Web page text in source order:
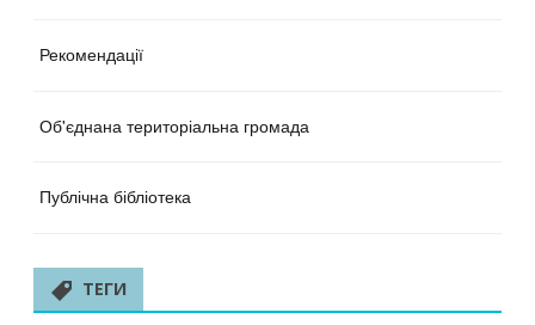
Рекомендації
Об'єднана територіальна громада
Публічна бібліотека
ТЕГИ